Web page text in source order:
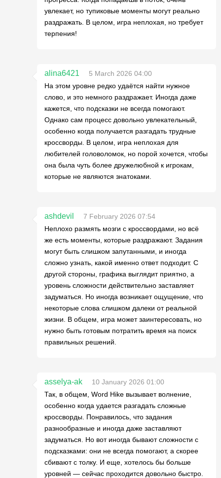
увлекает, но тупиковые моменты могут реально
раздражать. В целом, игра неплохая, но требует
терпения!
alina6421
5 March 2026 04:00
На этом уровне редко удаётся найти нужное
слово, и это немного раздражает. Иногда даже
кажется, что подсказки не всегда помогают.
Однако сам процесс довольно увлекательный,
особенно когда получается разгадать трудные
кроссворды. В целом, игра неплохая для
любителей головоломок, но порой хочется, чтобы
она была чуть более дружелюбной к игрокам,
которые не являются знатоками.
ashdevil
7 February 2026 07:54
Неплохо размять мозги с кроссвордами, но всё
же есть моменты, которые раздражают. Задания
могут быть слишком запутанными, и иногда
сложно узнать, какой именно ответ подходит. С
другой стороны, графика выглядит приятно, а
уровень сложности действительно заставляет
задуматься. Но иногда возникает ощущение, что
некоторые слова слишком далеки от реальной
жизни. В общем, игра может заинтересовать, но
нужно быть готовым потратить время на поиск
правильных решений.
asselya-ak
10 January 2026 01:00
Так, в общем, Word Hike вызывает волнение,
особенно когда удается разгадать сложные
кроссворды. Понравилось, что задания
разнообразные и иногда даже заставляют
задуматься. Но вот иногда бывают сложности с
подсказками: они не всегда помогают, а скорее
сбивают с толку. И еще, хотелось бы больше
уровней — сейчас проходится довольно быстро.